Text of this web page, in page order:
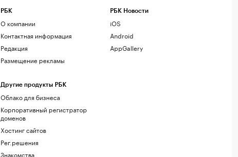
РБК
О компании
Контактная информация
Редакция
Размещение рекламы
Другие продукты РБК
Облако для бизнеса
Корпоративный регистратор
доменов
Хостинг сайтов
Рег.решения
Знакомства
РБК Новости
iOS
Android
AppGallery